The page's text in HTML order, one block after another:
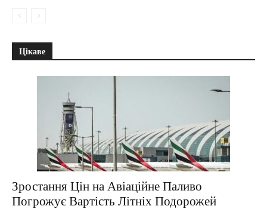
Цікаве
Зростання Цін на Авіаційне Паливо
Погрожує Вартість Літніх Подорожей